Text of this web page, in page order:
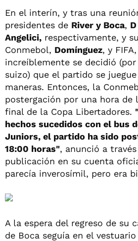
En el interín, y tras una
presidentes de River y Boca,
Angelici, respectivamente, y
Conmebol, Domínguez, y FIFA,
increíblemente se decidió
suizo) que el partido se
maneras. Entonces, la
postergación por una hora de
final de la Copa Libertadores.
hechos sucedidos con el bus
Juniors, el partido ha sido
18:00 horas", anunció a
publicación en su cuenta
parecía inverosímil, pero era
A la espera del regreso de su
de Boca seguía en el